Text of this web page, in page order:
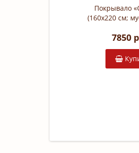
Покрывало
(160х220 см;
синтепон;
7850